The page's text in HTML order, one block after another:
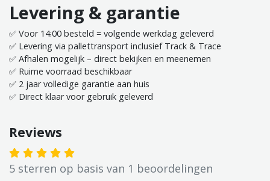
Levering & garantie
✅ Voor 14:00 besteld = volgende werkdag geleverd
✅ Levering via pallettransport inclusief Track & Trace
✅ Afhalen mogelijk – direct bekijken en meenemen
✅ Ruime voorraad beschikbaar
✅ 2 jaar volledige garantie aan huis
✅ Direct klaar voor gebruik geleverd
Reviews
5 sterren op basis van 1 beoordelingen